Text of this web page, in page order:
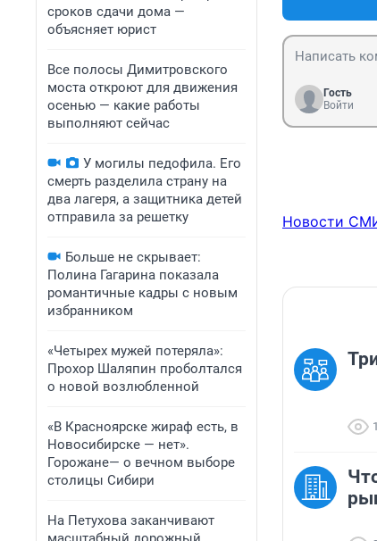
сроков сдачи дома —
объясняет юрист
Все полосы Димитровского
моста откроют для движения
осенью — какие работы
выполняют сейчас
У могилы педофила. Его
смерть разделила страну на
два лагеря, а защитника детей
отправила за решетку
Больше не скрывает:
Полина Гагарина показала
романтичные кадры с новым
избранником
«Четырех мужей потеряла»:
Прохор Шаляпин проболтался
о новой возлюбленной
«В Красноярске жираф есть, в
Новосибирске — нет».
Горожане— о вечном выборе
столицы Сибири
На Петухова заканчивают
Гость
Войти
Новости